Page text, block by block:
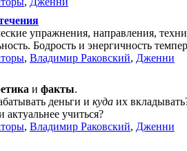
упражнения, направления,
Бодрость и энергичность
, Владимир Раковский, Дженни
и факты.
деньги и куда их
актуальнее учиться?
, Владимир Раковский, Дженни